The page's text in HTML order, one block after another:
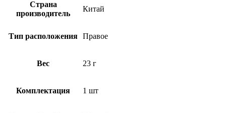
Страна
производитель
Китай
Тип расположения Правое
Вес 23 г
Комплектация 1 шт